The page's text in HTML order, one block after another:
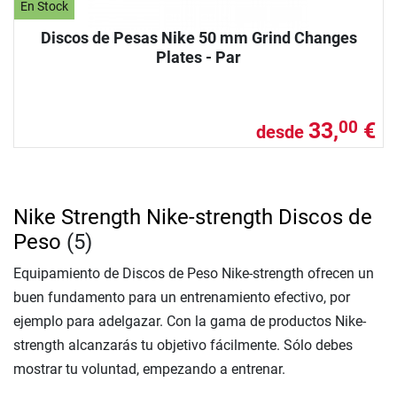
En Stock
Discos de Pesas Nike 50 mm Grind Changes
Plates - Par
desde 33,00 €
Nike Strength Nike-strength Discos de
Peso (5)
Equipamiento de Discos de Peso Nike-strength ofrecen un
buen fundamento para un entrenamiento efectivo, por
ejemplo para adelgazar. Con la gama de productos Nike-
strength alcanzarás tu objetivo fácilmente. Sólo debes
mostrar tu voluntad, empezando a entrenar.